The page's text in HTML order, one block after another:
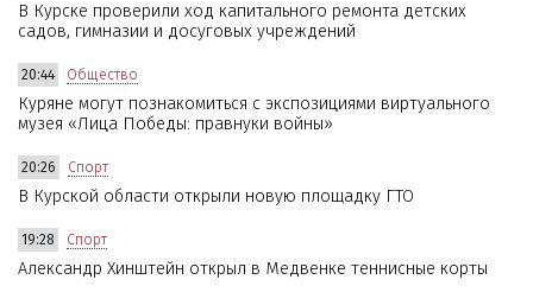
В Курске проверили ход капитального ремонта детских
садов, гимназии и досуговых учреждений
20:44 Общество
Куряне могут познакомиться с экспозициями виртуального
музея «Лица Победы: правнуки войны»
20:26 Спорт
В Курской области открыли новую площадку ГТО
19:28 Спорт
Александр Хинштейн открыл в Медвенке теннисные корты